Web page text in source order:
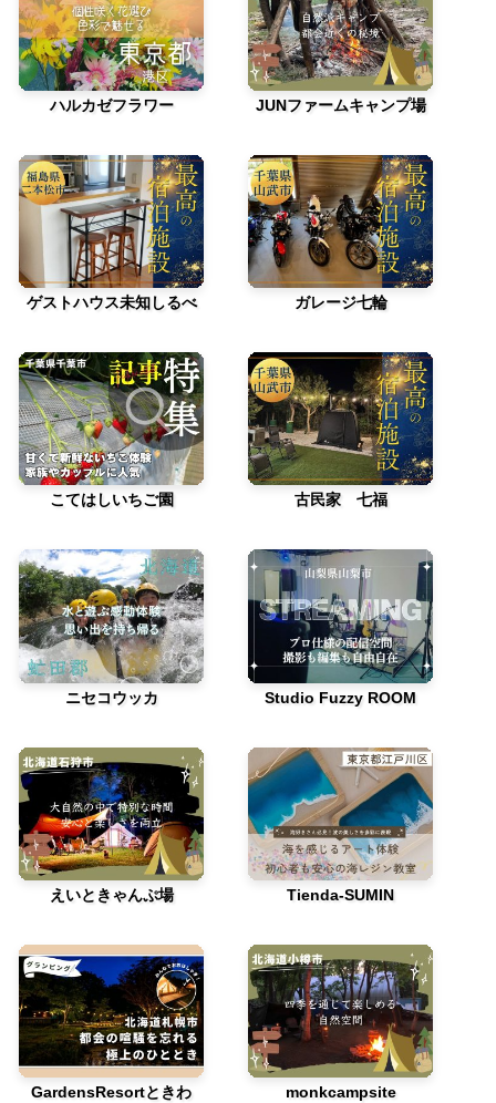
ハルカゼフラワー JUNファームキャンプ場
ゲストハウス未知しるべ ガレージ七輪
こてはしいちご園 古民家 七福
ニセコウッカ Studio Fuzzy ROOM
えいときゃんぷ場 Tienda-SUMIN
GardensResortときわ monkcampsite